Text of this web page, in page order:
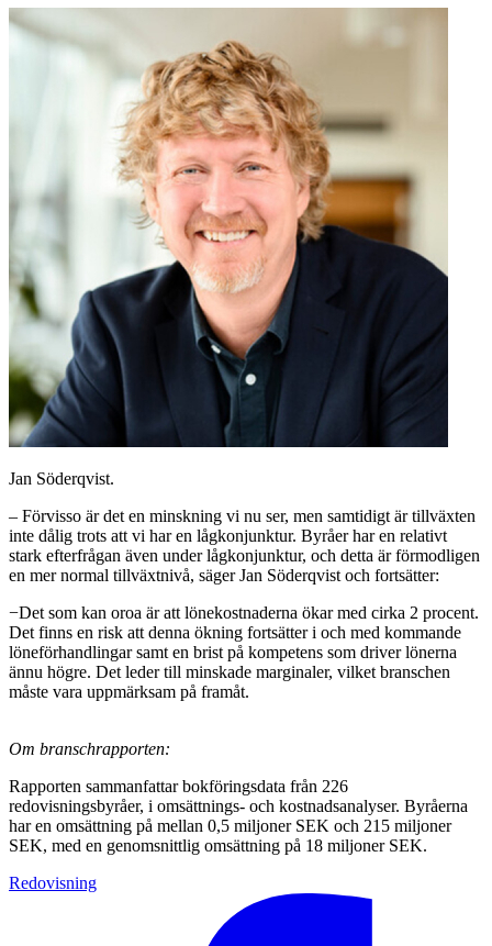
Jan Söderqvist.
– Förvisso är det en minskning vi nu ser, men samtidigt är tillväxten
inte dålig trots att vi har en lågkonjunktur. Byråer har en relativt
stark efterfrågan även under lågkonjunktur, och detta är förmodligen
en mer normal tillväxtnivå, säger Jan Söderqvist och fortsätter:
−Det som kan oroa är att lönekostnaderna ökar med cirka 2 procent.
Det finns en risk att denna ökning fortsätter i och med kommande
löneförhandlingar samt en brist på kompetens som driver lönerna
ännu högre. Det leder till minskade marginaler, vilket branschen
måste vara uppmärksam på framåt.
Om branschrapporten:
Rapporten sammanfattar bokföringsdata från 226
redovisningsbyråer, i omsättnings- och kostnadsanalyser. Byråerna
har en omsättning på mellan 0,5 miljoner SEK och 215 miljoner
SEK, med en genomsnittlig omsättning på 18 miljoner SEK.
Redovisning